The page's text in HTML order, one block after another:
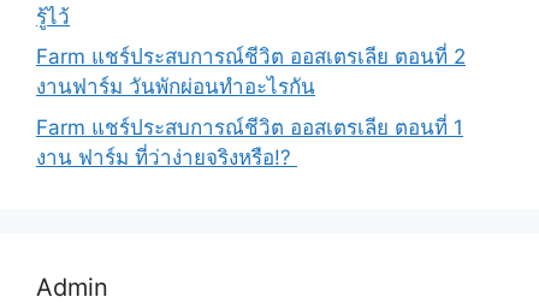
รู้ไว้
Farm แชร์ประสบการณ์ชีวิต ออสเตรเลีย ตอนที่ 2
งานฟาร์ม วันพักผ่อนทำอะไรกัน
Farm แชร์ประสบการณ์ชีวิต ออสเตรเลีย ตอนที่ 1
งาน ฟาร์ม ที่ว่าง่ายจริงหรือ!?
Admin